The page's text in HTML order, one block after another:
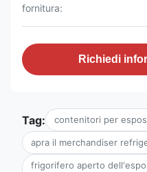
fornitura:
Richiedi
Tag: contenitori per
apra il merchandiser
frigorifero aperto